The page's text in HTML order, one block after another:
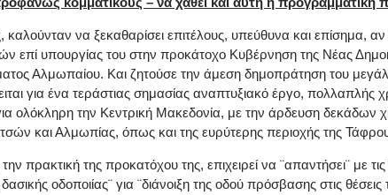
να ξεκαθαρίσει επιτέλους, υπεύθυνα και επίσημα,
υπουργίας του στην προκάτοχο Κυβέρνηση της Νέας
Αλμωπαίου. Και ζητούσε την άμεση δημοπράτηση του
για ένα τεράστιας σημασίας αναπτυξιακό έργο, πολλαπλής
ολόκληρη την Κεντρική Μακεδονία, με την άρδευση δεκάδων
και Αλμωπίας, όπως και της ευρύτερης περιοχής της
της προκατόχου της, επιχειρεί να ¨απαντήσει¨ με τις
οδοποιίας¨ για ¨διάνοιξη της οδού πρόσβασης στις